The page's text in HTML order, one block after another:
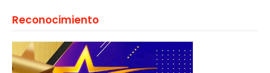
Reconocimiento